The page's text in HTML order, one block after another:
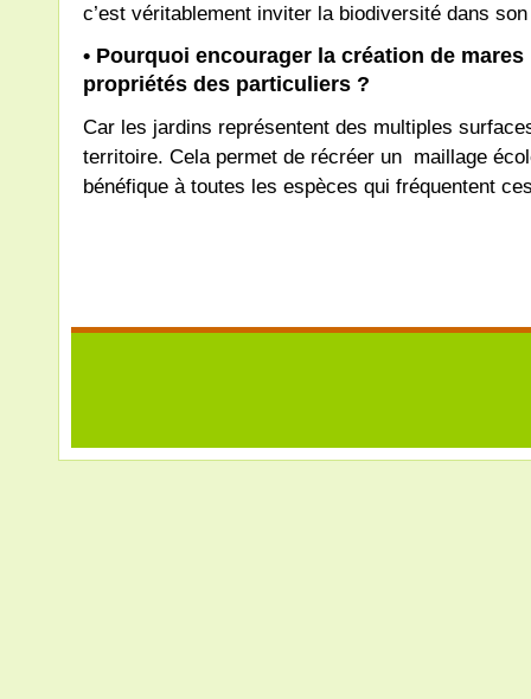
c’est véritablement inviter la biodiversité dans
• Pourquoi encourager la création de
propriétés des particuliers ?
Car les jardins représentent des multiples
territoire. Cela permet de récréer un maillage
bénéfique à toutes les espèces qui fréquentent